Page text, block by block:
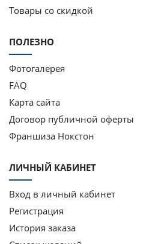
Товары со скидкой
ПОЛЕЗНО
Фотогалерея
FAQ
Карта сайта
Договор публичной оферты
Франшиза Нокстон
ЛИЧНЫЙ КАБИНЕТ
Вход в личный кабинет
Регистрация
История заказа